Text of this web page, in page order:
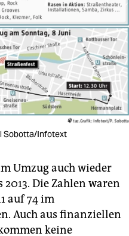
Sobotta/Infotext
Umzug auch wieder
Die Zahlen waren
auf 74 im
Auch aus finanziellen
keine